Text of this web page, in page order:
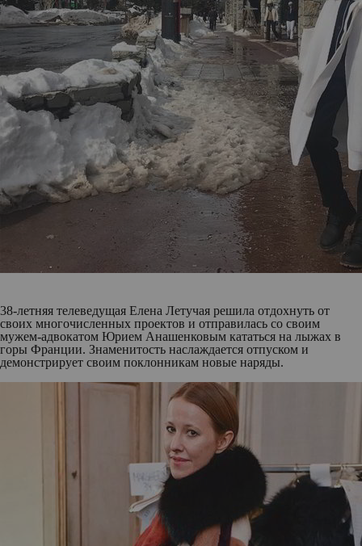
38-летняя телеведущая Елена Летучая решила отдохнуть от
своих многочисленных проектов и отправилась со своим
мужем-адвокатом Юрием Анашенковым кататься на лыжах в
горы Франции. Знаменитость наслаждается отпуском и
демонстрирует своим поклонникам новые наряды.